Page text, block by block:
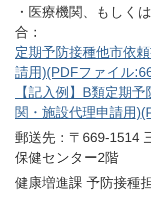
・医療機関、もしく
合：
定期予防接種他市依
請用)(PDFファイル
【記入例】B類定期
関・施設代理申請用
郵送先：〒669-1514
保健センター2階
健康増進課 予防接種